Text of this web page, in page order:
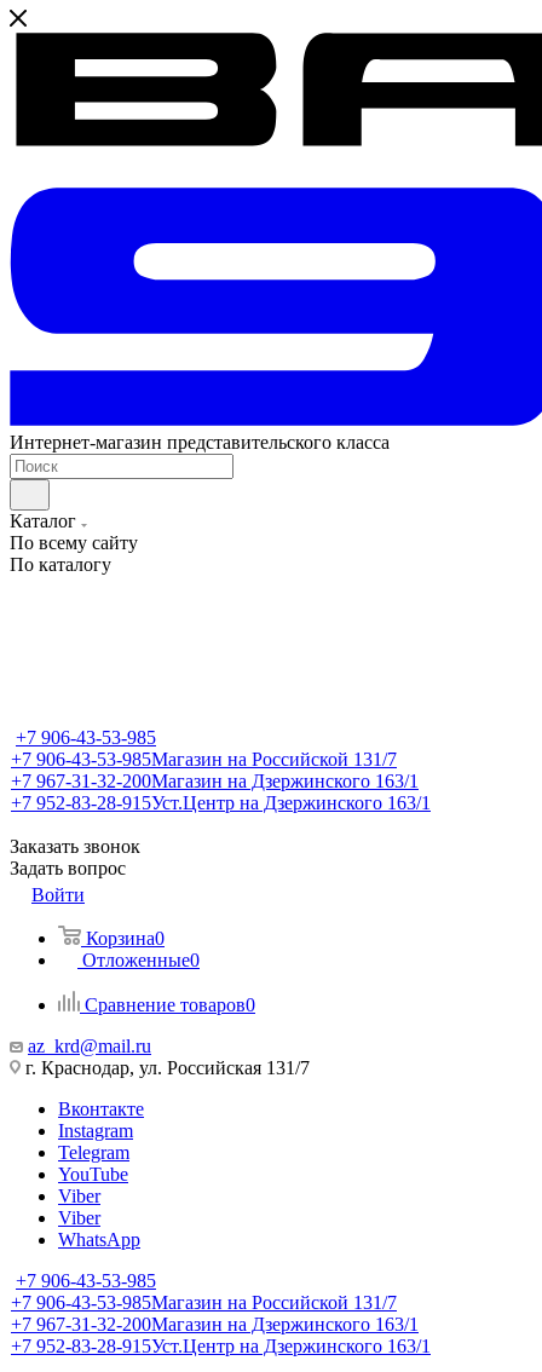
Интернет-магазин представительского класса
Каталог
По всему сайту
По каталогу
+7 906-43-53-985
+7 906-43-53-985Магазин на Российской 131/7
+7 967-31-32-200Магазин на Дзержинского 163/1
+7 952-83-28-915Уст.Центр на Дзержинского 163/1
Заказать звонок
Задать вопрос
Войти
Корзина0
Отложенные0
Сравнение товаров0
az_krd@mail.ru
г. Краснодар, ул. Российская 131/7
Вконтакте
Instagram
Telegram
YouTube
Viber
Viber
WhatsApp
+7 906-43-53-985
+7 906-43-53-985Магазин на Российской 131/7
+7 967-31-32-200Магазин на Дзержинского 163/1
+7 952-83-28-915Уст.Центр на Дзержинского 163/1